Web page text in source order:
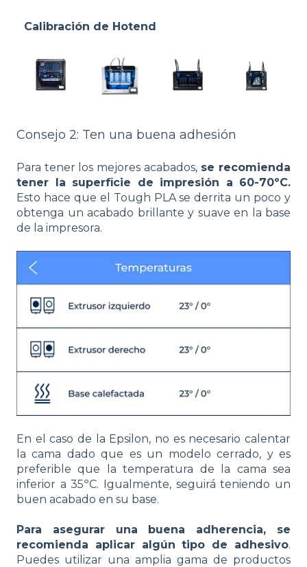
Calibración de Hotend
Consejo 2: Ten una buena adhesión
Para tener los mejores acabados,se recomienda
tener la superficie de impresión a 60-70ºC.
Esto hace que el Tough PLA se derrita un poco y
obtenga un acabado brillante y suave en la base
de la impresora.
En el caso de la Epsilon, no es necesario calentar
la cama dado que es un modelo cerrado, y es
preferible que la temperatura de la cama sea
inferior a 35ºC. Igualmente, seguirá teniendo un
buen acabado en su base.
Para asegurar una buena adherencia, se
recomienda aplicar algún tipo de adhesivo.
Puedes utilizar una amplia gama de productos